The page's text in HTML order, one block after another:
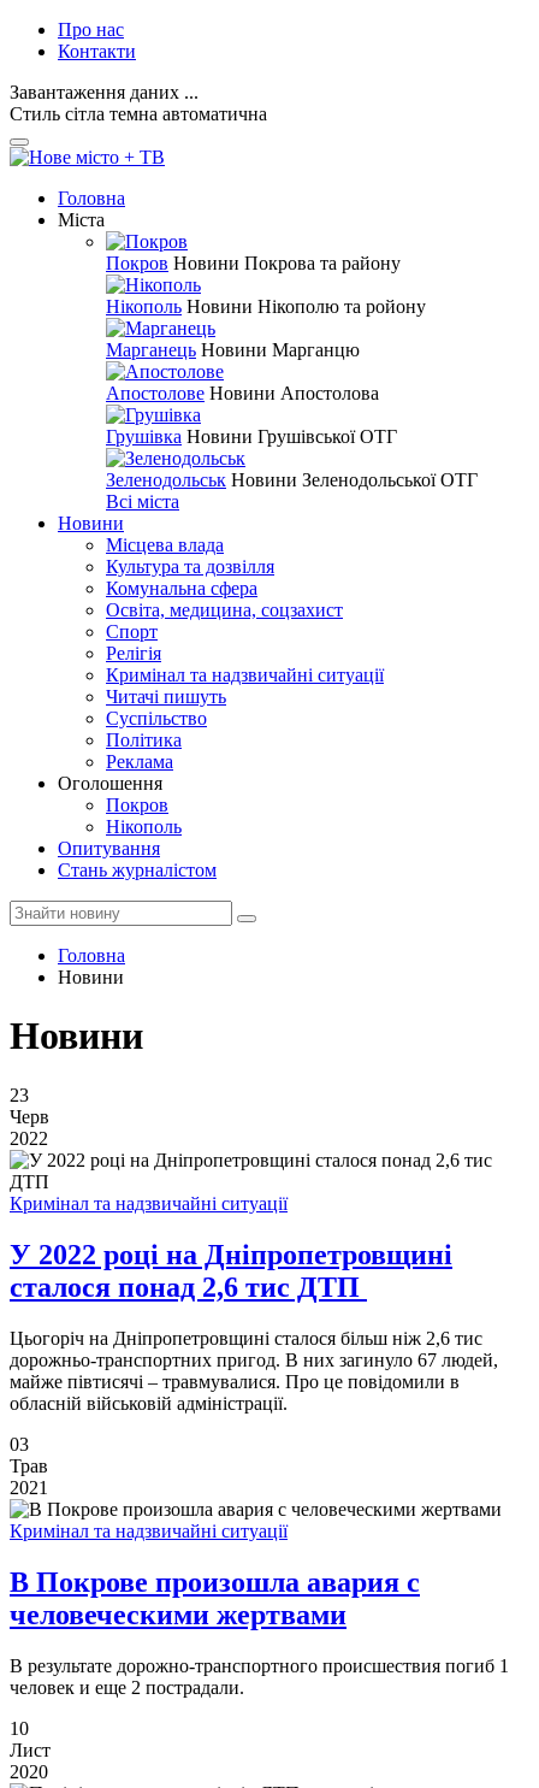
Про нас
Контакти
Завантаження даних ...
Стиль сітла темна автоматична
Головна
Міста
Покров Новини Покрова та району
Нікополь Новини Нікополю та ройону
Марганець Новини Марганцю
Апостолове Новини Апостолова
Грушівка Новини Грушівської ОТГ
Зеленодольськ Новини Зеленодольської ОТГ
Всі міста
Новини
Місцева влада
Культура та дозвілля
Комунальна сфера
Освіта, медицина, соцзахист
Спорт
Релігія
Кримінал та надзвичайні ситуації
Читачі пишуть
Суспільство
Політика
Реклама
Оголошення
Покров
Нікополь
Опитування
Стань журналістом
Головна
Новини
Новини
23
Черв
2022
Кримінал та надзвичайні ситуації
У 2022 році на Дніпропетровщині
сталося понад 2,6 тис ДТП
Цьогоріч на Дніпропетровщині сталося більш ніж 2,6 тис
дорожньо-транспортних пригод. В них загинуло 67 людей,
майже півтисячі – травмувалися. Про це повідомили в
обласній військовій адміністрації.
03
Трав
2021
Кримінал та надзвичайні ситуації
В Покрове произошла авария с
человеческими жертвами
В результате дорожно-транспортного происшествия погиб 1
человек и еще 2 пострадали.
10
Лист
2020